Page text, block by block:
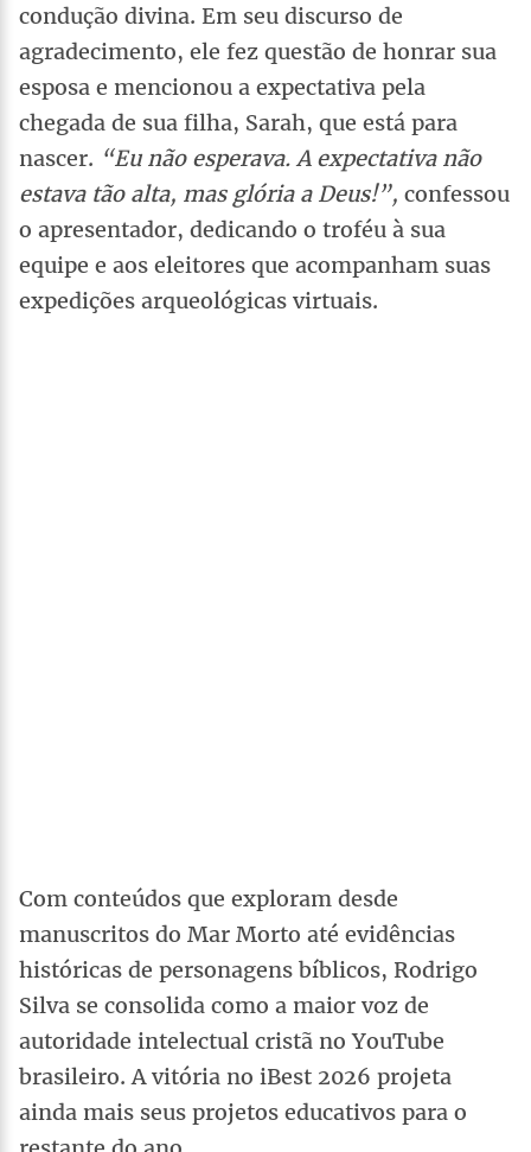
condução divina. Em seu discurso de
agradecimento, ele fez questão de honrar sua
esposa e mencionou a expectativa pela
chegada de sua filha, Sarah, que está para
nascer. “Eu não esperava. A expectativa não
estava tão alta, mas glória a Deus!”, confessou
o apresentador, dedicando o troféu à sua
equipe e aos eleitores que acompanham suas
expedições arqueológicas virtuais.
Com conteúdos que exploram desde
manuscritos do Mar Morto até evidências
históricas de personagens bíblicos, Rodrigo
Silva se consolida como a maior voz de
autoridade intelectual cristã no YouTube
brasileiro. A vitória no iBest 2026 projeta
ainda mais seus projetos educativos para o